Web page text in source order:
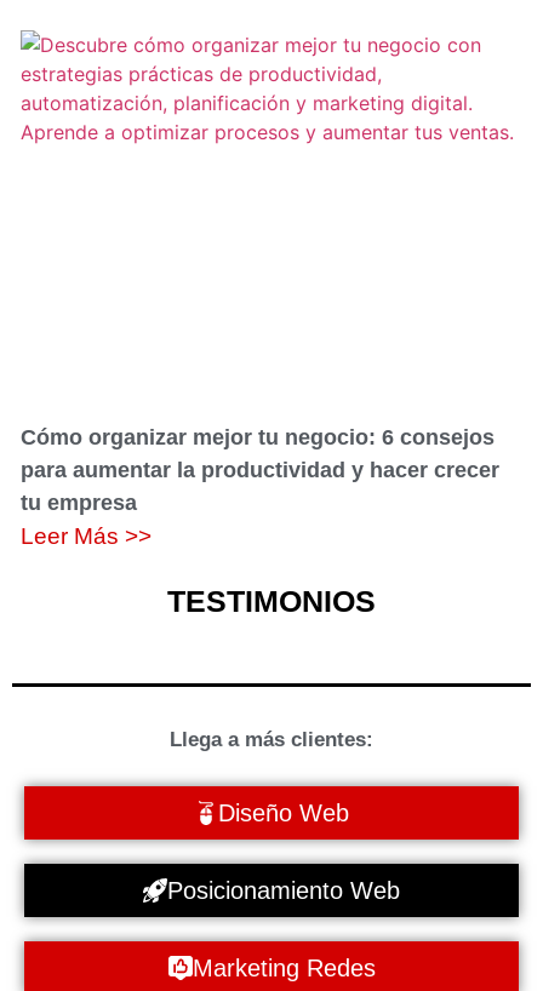
Cómo organizar mejor tu negocio: 6 consejos
para aumentar la productividad y hacer crecer
tu empresa
Leer Más >>
TESTIMONIOS
Llega a más clientes:
Diseño Web
Posicionamiento Web
Marketing Redes